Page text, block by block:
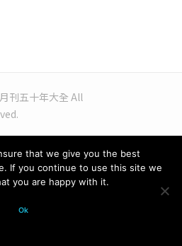
刊五十年大全 All
that we give you the best
If you continue to use this site we
you are happy with it.
Ok